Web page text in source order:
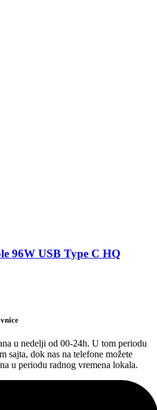
96W USB Type C HQ
u nedelji od 00-24h. U tom periodu
sajta, dok nas na telefone možete
u periodu radnog vremena lokala.